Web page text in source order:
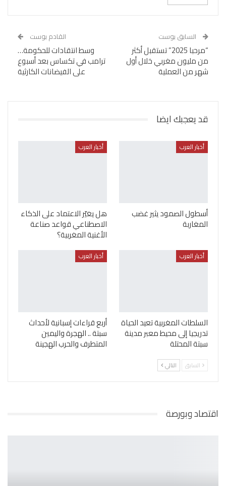
السابق بوست
“مرحبا 2025” تستقبل أكثر
من مليون مغربي خلال أول
شهر من العملية
القادم بوست
وسط انتقادات للحكومة…
ترامب في تكساس بعد أسبوع
على الفيضانات الكارثية
قد يعجبك ايضا
أخبار العرب
أسطول الصمود يثير غضب
المغاربة
أخبار العرب
هل يغيّر الاعتماد على الذكاء
الاصطناعي قواعد صناعة
الأغنية المغربية؟
أخبار العرب
السلطات المغربية تعيد الحياة
تدريجيا إلى محيط معبر مدينة
سبتة المحتلة
أخبار العرب
أربع قراءات إسبانية لأحداث
سبتة .. الهجرة واليمين
المتطرف والحرب الهجينة
السابق التالي
اقتصاد وبورصة